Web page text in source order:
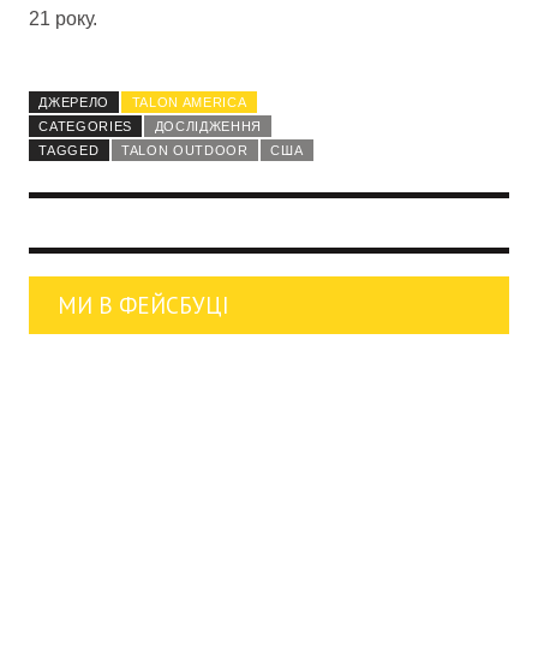
21 року.
ДЖЕРЕЛО
TALON AMERICA
CATEGORIES
ДОСЛІДЖЕННЯ
TAGGED
TALON OUTDOOR США
МИ В ФЕЙСБУЦІ